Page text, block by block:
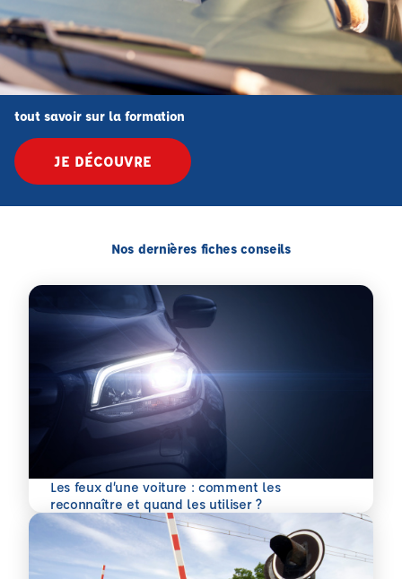
tout savoir sur la formation
JE DÉCOUVRE
Nos dernières fiches conseils
Les feux d’une voiture : comment les
reconnaître et quand les utiliser ?
En savoir plus